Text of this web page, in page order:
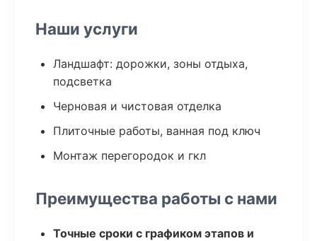
Наши услуги
Ландшафт: дорожки, зоны отдыха,
подсветка
Черновая и чистовая отделка
Плиточные работы, ванная под ключ
Монтаж перегородок и гкл
Преимущества работы с нами
Точные сроки с графиком этапов и